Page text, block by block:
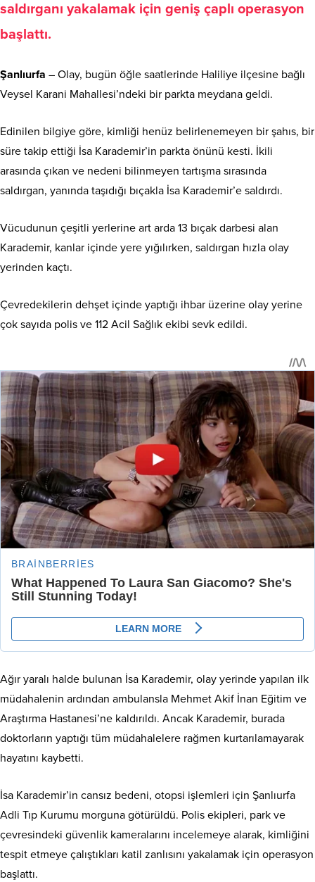
saldırganı yakalamak için geniş çaplı operasyon
başlattı.
Şanlıurfa – Olay, bugün öğle saatlerinde Haliliye ilçesine bağlı
Veysel Karani Mahallesi’ndeki bir parkta meydana geldi.
Edinilen bilgiye göre, kimliği henüz belirlenemeyen bir şahıs, bir
süre takip ettiği İsa Karademir’in parkta önünü kesti. İkili
arasında çıkan ve nedeni bilinmeyen tartışma sırasında
saldırgan, yanında taşıdığı bıçakla İsa Karademir’e saldırdı.
Vücudunun çeşitli yerlerine art arda 13 bıçak darbesi alan
Karademir, kanlar içinde yere yığılırken, saldırgan hızla olay
yerinden kaçtı.
Çevredekilerin dehşet içinde yaptığı ihbar üzerine olay yerine
çok sayıda polis ve 112 Acil Sağlık ekibi sevk edildi.
Ağır yaralı halde bulunan İsa Karademir, olay yerinde yapılan ilk
müdahalenin ardından ambulansla Mehmet Akif İnan Eğitim ve
Araştırma Hastanesi’ne kaldırıldı. Ancak Karademir, burada
doktorların yaptığı tüm müdahalelere rağmen kurtarılamayarak
hayatını kaybetti.
İsa Karademir’in cansız bedeni, otopsi işlemleri için Şanlıurfa
Adli Tıp Kurumu morguna götürüldü. Polis ekipleri, park ve
çevresindeki güvenlik kameralarını incelemeye alarak, kimliğini
tespit etmeye çalıştıkları katil zanlısını yakalamak için operasyon
başlattı.